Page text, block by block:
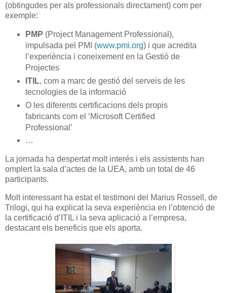
(obtingudes per als professionals directament) com per
exemple:
PMP (Project Management Professional),
impulsada pel PMI (www.pmi.org) i que acredita
l’experiència i coneixement en la Gestió de
Projectes
ITIL, com a marc de gestió del serveis de les
tecnologies de la informació
O les diferents certificacions dels propis
fabricants com el ‘Microsoft Certified
Professional’
…
La jornada ha despertat molt interés i els assistents han
omplert la sala d’actes de la UEA, amb un total de 46
participants.
Molt interessant ha estat el testimoni del Marius Rossell, de
Trilogi, qui ha explicat la seva experiència en l’obtenció de
la certificació d’ITIL i la seva aplicació a l’empresa,
destacant els beneficis que els aporta.